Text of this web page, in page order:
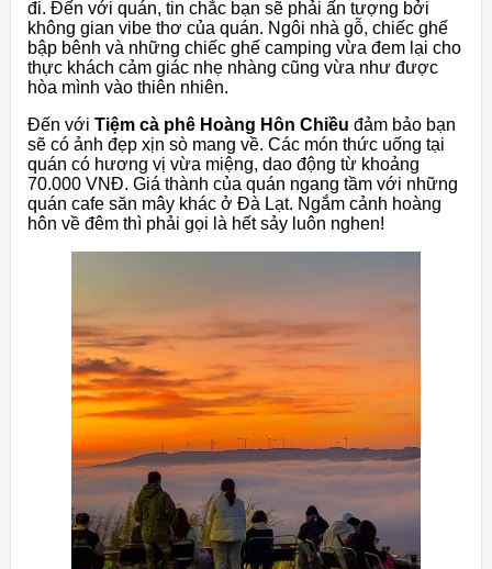
đi. Đến với quán, tin chắc bạn sẽ phải ấn tượng bởi
không gian vibe thơ của quán. Ngôi nhà gỗ, chiếc ghế
bập bênh và những chiếc ghế camping vừa đem lại cho
thực khách cảm giác nhẹ nhàng cũng vừa như được
hòa mình vào thiên nhiên.
Đến với Tiệm cà phê Hoàng Hôn Chiều đảm bảo bạn
sẽ có ảnh đẹp xịn sò mang về. Các món thức uống tại
quán có hương vị vừa miệng, dao động từ khoảng
70.000 VNĐ. Giá thành của quán ngang tầm với những
quán cafe săn mây khác ở Đà Lạt. Ngắm cảnh hoàng
hôn về đêm thì phải gọi là hết sảy luôn nghen!